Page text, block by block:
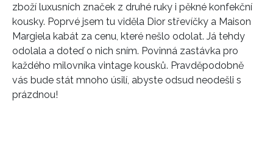
zboží luxusních značek z druhé ruky i pěkné konfekční
kousky. Poprvé jsem tu viděla Dior střevíčky a Maison
Margiela kabát za cenu, které nešlo odolat. Já tehdy
odolala a doteď o nich sním. Povinná zastávka pro
každého milovníka vintage kousků. Pravděpodobně
vás bude stát mnoho úsilí, abyste odsud neodešli s
prázdnou!